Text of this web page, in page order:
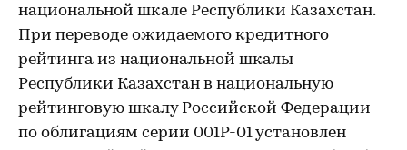
национальной шкале Республики Казахстан.
При переводе ожидаемого кредитного
рейтинга из национальной шкалы
Республики Казахстан в национальную
рейтинговую шкалу Российской Федерации
по облигациям серии 001Р-01 установлен